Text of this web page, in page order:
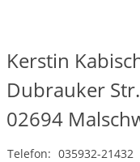
Kerstin
Dubrauker
02694
Telefon: 035932-21432